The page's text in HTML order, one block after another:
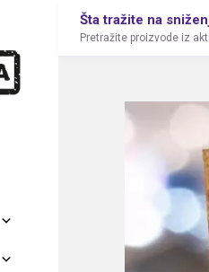
Šta tražite na
Pretražite proizvode iz